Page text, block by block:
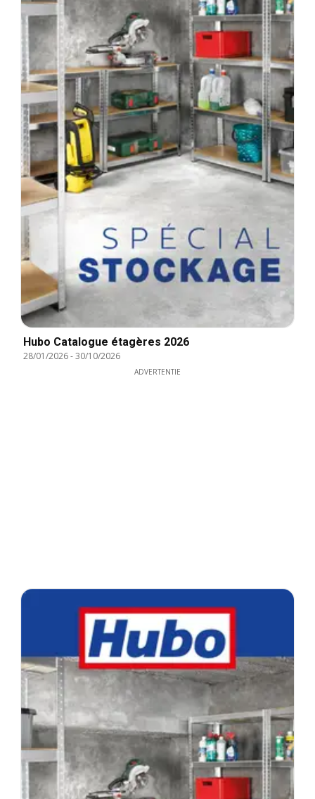
Hubo Catalogue étagères 2026
28/01/2026-30/10/2026
ADVERTENTIE